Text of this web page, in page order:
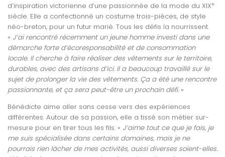
d’inspiration victorienne d’une passionnée de la mode du XIXe
siècle. Elle a confectionné un costume trois-pièces, de style
néo-breton, pour un futur marié. Tous les défis la nourrissent.
« J’ai rencontré récemment un jeune homme investi dans une
démarche forte d’écoresponsabilité et de consommation
locale. Il cherche à faire réaliser des vêtements sur le territoire,
durables, avec des artisans d’ici. Il a beaucoup travaillé sur le
sujet de prolonger la vie des vêtements. Ça a été une rencontre
passionnante, et ça sera peut-être un prochain défi. »
Bénédicte aime aller sans cesse vers des expériences
différentes. Autour de sa passion, elle a tissé son métier sur-
mesure pour en tirer tous les fils. « J’aime tout ce que je fais, je
me suis spécialisée dans certains domaines, mais je ne
pourrais rien lâcher de mes activités, aussi diverses soient-elles.